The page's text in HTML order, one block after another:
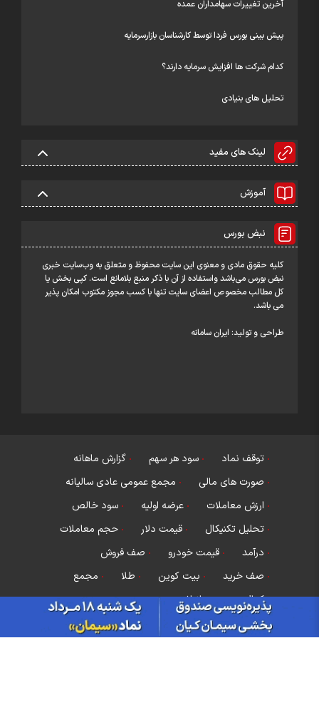
آخرین تغییرات سهامداران عمده
پیش بینی بورس فردا توسط کارشناسان بازارسرمایه
کدام شرکت ها افزایش سرمایه دارند؟
تحلیل های بنیادی
لینک های مفید
آموزش
نبض بورس
کلیه حقوق مادی و معنوی این سایت محفوظ و متعلق به وب‌سایت خبری
نبض بورس می‌باشد واستفاده از آن با ذکر منبع بلامانع است. کپی بخش یا
کل مطالب مخصوص اعضای سایت تنها با کسب مجوز مکتوب امکان پذیر
می باشد.
طراحی و تولید: ایران سامانه
توقف نماد سود هر سهم
گزارش ماهانه
صورت های مالی
مجمع عمومی عادی سالیانه
ارزش معاملات
عرضه اولیه
سود خالص
تحلیل تکنیکال
قیمت دلار
حجم معاملات
درآمد
قیمت خودرو
صف فروش
صف خرید
بیت کوین طلا
مجمع
کدال
سود انباشته
مجمع عمومی فوق العاده
قیمت سکه